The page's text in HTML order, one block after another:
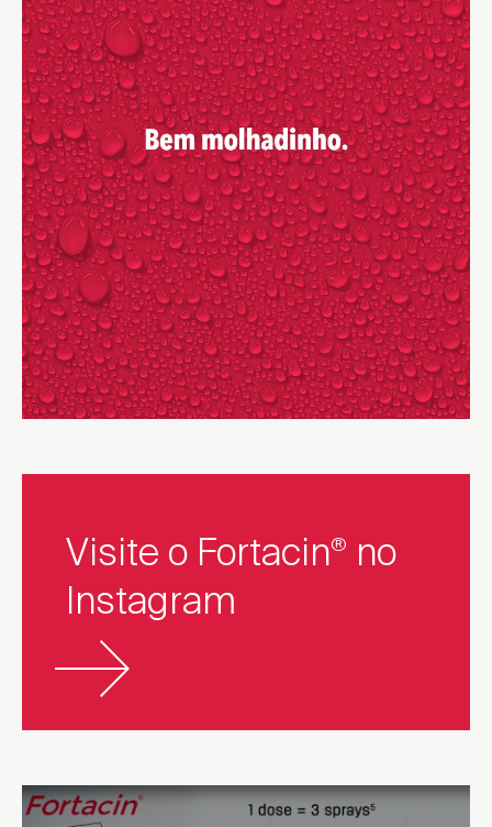
Visite o Fortacin® no
Instagram